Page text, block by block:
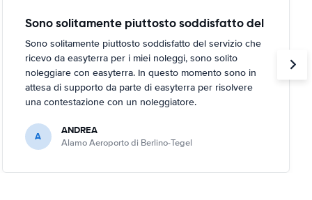
Sono solitamente piuttosto soddisfatto del
Sono solitamente piuttosto soddisfatto del servizio che
ricevo da easyterra per i miei noleggi, sono solito
noleggiare con easyterra. In questo momento sono in
attesa di supporto da parte di easyterra per risolvere
una contestazione con un noleggiatore.
A ANDREA
Alamo Aeroporto di Berlino-Tegel